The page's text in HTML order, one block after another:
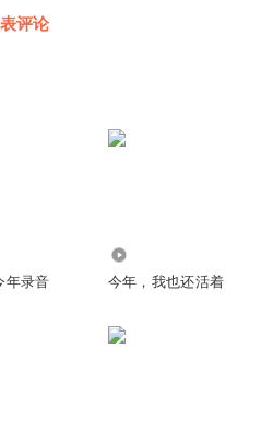
评论
年录音 今年，我也还活着